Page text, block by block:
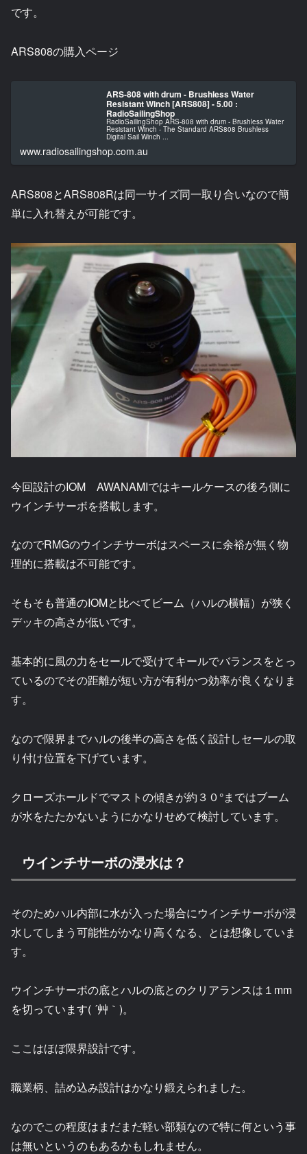
です。
ARS808の購入ページ
ARS-808 with drum - Brushless Water
Resistant Winch [ARS808] - 5.00 :
RadioSailingShop
RadioSailingShop ARS-808 with drum - Brushless Water
Resistant Winch - The Standard ARS808 Brushless
Digital Sail Winch ...
www.radiosailingshop.com.au
ARS808とARS808Rは同一サイズ同一取り合いなので簡
単に入れ替えが可能です。
今回設計のIOM AWANAMIではキールケースの後ろ側に
ウインチサーボを搭載します。
なのでRMGのウインチサーボはスペースに余裕が無く物
理的に搭載は不可能です。
そもそも普通のIOMと比べてビーム（ハルの横幅）が狭く
デッキの高さが低いです。
基本的に風の力をセールで受けてキールでバランスをとっ
ているのでその距離が短い方が有利かつ効率が良くなりま
す。
なので限界までハルの後半の高さを低く設計しセールの取
り付け位置を下げています。
クローズホールドでマストの傾きが約３０°まではブーム
が水をたたかないようにかなりせめて検討しています。
ウインチサーボの浸水は？
そのためハル内部に水が入った場合にウインチサーボが浸
水してしまう可能性がかなり高くなる、とは想像していま
す。
ウインチサーボの底とハルの底とのクリアランスは１mm
を切っています( ´艸｀)。
ここはほぼ限界設計です。
職業柄、詰め込み設計はかなり鍛えられました。
なのでこの程度はまだまだ軽い部類なので特に何という事
は無いというのもあるかもしれません。